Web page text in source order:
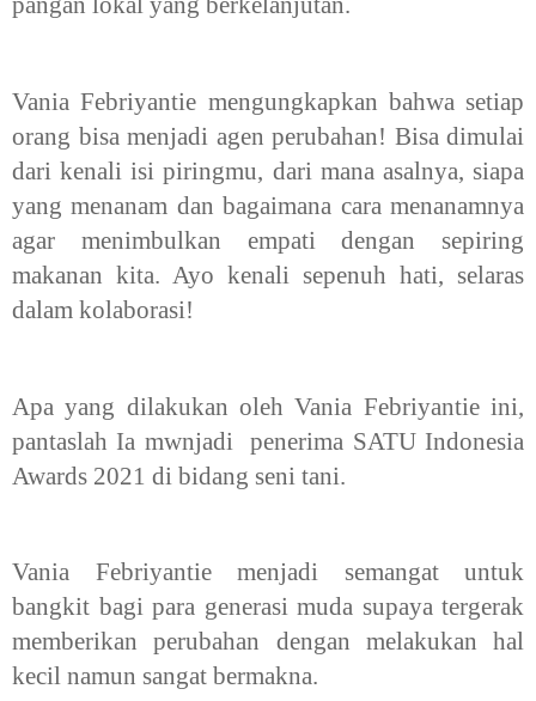
Vania Febriyantie mengungkapkan bahwa setiap
orang bisa menjadi agen perubahan! Bisa dimulai
dari kenali isi piringmu, dari mana asalnya, siapa
yang menanam dan bagaimana cara menanamnya
agar menimbulkan empati dengan sepiring
makanan kita. Ayo kenali sepenuh hati, selaras
dalam kolaborasi!
Apa yang dilakukan oleh Vania Febriyantie ini,
pantaslah Ia mwnjadi penerima SATU Indonesia
Awards 2021 di bidang seni tani.
Vania Febriyantie menjadi semangat untuk
bangkit bagi para generasi muda supaya tergerak
memberikan perubahan dengan melakukan hal
kecil namun sangat bermakna.